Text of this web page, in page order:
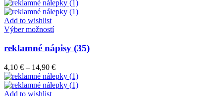
si
môžete
vybrať
na
stránke
produktu.
range:
4,10 €
Add to wishlist
Výber možnostíTento
má
viacero
variantov.
Možnosti
si
môžete
reklamné nápisy (35)
4,10 € – 14,90 €Price
range:
4,10 €
Add to wishlist